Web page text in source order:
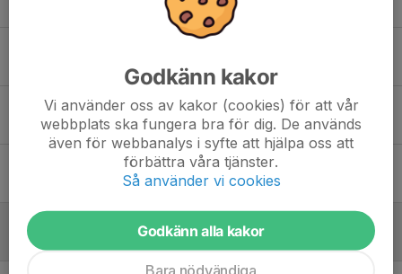
0
29 dec 2025 0
Uppesittarkväll med Bingolotto!
12 nov 2025 0
Fotografering inställd
3 nov 2025 0
Godkänn kakor
Vi använder oss av kakor (cookies) för att vår
webbplats ska fungera bra för dig. De används
även för webbanalys i syfte att hjälpa oss att
förbättra våra tjänster.
Så använder vi cookies
Godkänn alla kakor
Bara nödvändiga